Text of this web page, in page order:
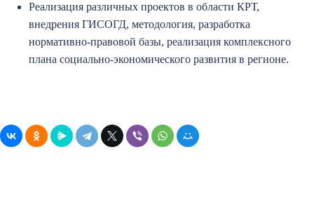
Реализация различных проектов в области КРТ,
внедрения ГИСОГД, методология, разработка
нормативно-правовой базы, реализация комплексного
плана социально-экономического развития в регионе.